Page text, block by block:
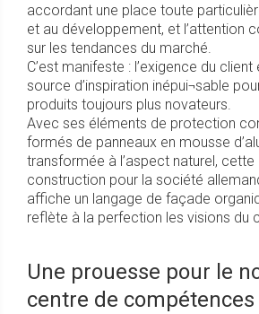
accordant une place toute
et au développement, et l’attention
sur les tendances du marché.
C’est manifeste : l’exigence du
source d’inspiration inépui¬sable
produits toujours plus novateurs.
Avec ses éléments de protection
formés de panneaux en mousse
transformée à l’aspect naturel, cette
construction pour la société
affiche un langage de façade
reflète à la perfection les visions du
Une prouesse pour le
centre de compétences